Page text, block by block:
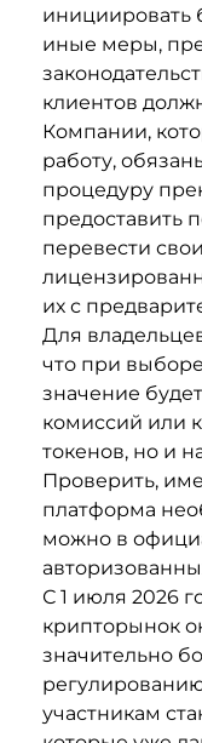
инициировать
иные меры,
клиентов
Компании,
работу,
процедуру
предоставить
перевести
их с
Для
что при
значение
комиссий или
токенов, но и
Проверить,
платформа
можно в
С 1 июля 2026
крипторынок
значительно
участникам